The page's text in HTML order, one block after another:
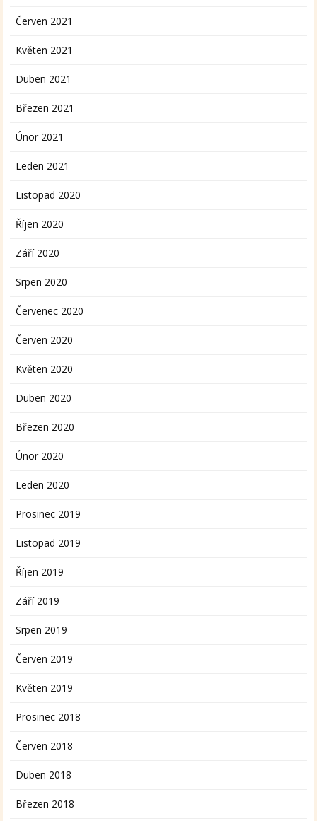
Červen 2021
Květen 2021
Duben 2021
Březen 2021
Únor 2021
Leden 2021
Listopad 2020
Říjen 2020
Září 2020
Srpen 2020
Červenec 2020
Červen 2020
Květen 2020
Duben 2020
Březen 2020
Únor 2020
Leden 2020
Prosinec 2019
Listopad 2019
Říjen 2019
Září 2019
Srpen 2019
Červen 2019
Květen 2019
Prosinec 2018
Červen 2018
Duben 2018
Březen 2018